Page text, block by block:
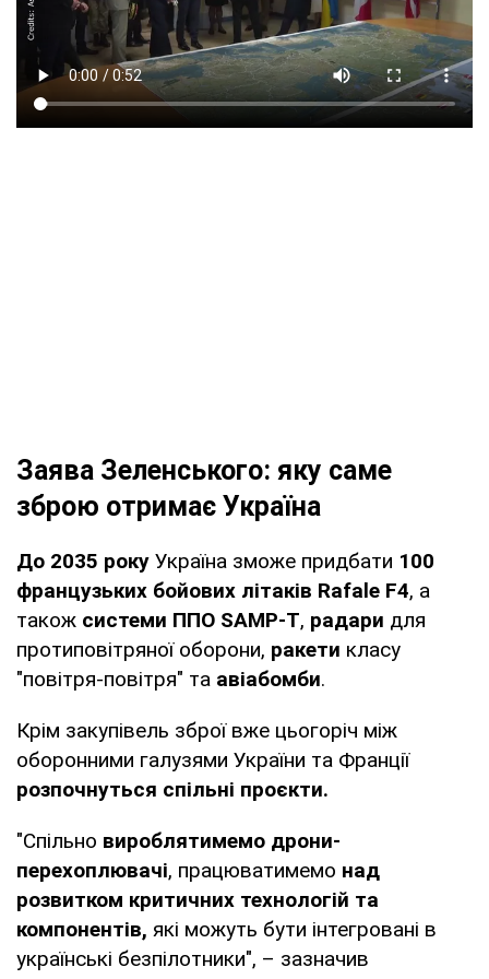
Заява Зеленського: яку саме
зброю отримає Україна
До 2035 року Україна зможе придбати 100
французьких бойових літаків Rafale F4, а
також системи ППО SAMP-T, радари для
протиповітряної оборони, ракети класу
"повітря-повітря" та авіабомби.
Крім закупівель зброї вже цьогоріч між
оборонними галузями України та Франції
розпочнуться спільні проєкти.
"Спільно вироблятимемо дрони-
перехоплювачі, працюватимемо над
розвитком критичних технологій та
компонентів, які можуть бути інтегровані в
українські безпілотники", – зазначив